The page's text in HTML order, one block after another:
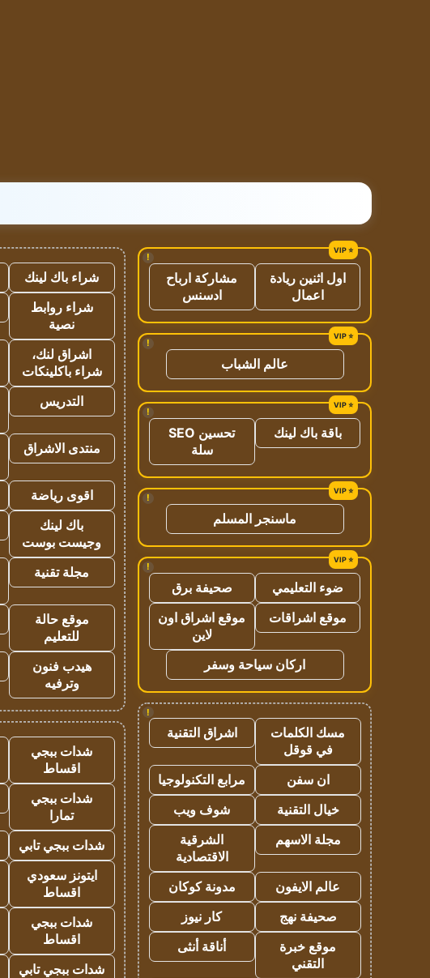
!
اول اثنين ريادة
اعمال
مشاركة ارباح
ادسنس
!
عالم الشباب
!
باقة باك لينك
تحسين SEO
سلة
!
ماسنجر المسلم
!
ضوء التعليمي
صحيفة برق
موقع اشراقات
موقع اشراق اون
لاين
اركان سياحة وسفر
!
مسك الكلمات
في قوقل
اشراق التقنية
ان سفن
مرابع التكنولوجيا
خيال التقنية
شوف ويب
مجلة الاسهم
الشرقية
الاقتصادية
عالم الايفون
مدونة كوكان
صحيفة نهج
كار نيوز
موقع خبرة
التقني
أناقة أنثى
شراء باك لينك
شراء روابط
نصية
اشراق لنك،
شراء باكلينكات
التدريس
منتدى الاشراق
اقوى رياضة
باك لينك
وجيست بوست
مجلة تقنية
موقع حالة
للتعليم
هيدب فنون
وترفيه
شدات ببجي
اقساط
شدات ببجي
تمارا
شدات ببجي تابي
ايتونز سعودي
اقساط
شدات ببجي
اقساط
شدات ببجي تابي